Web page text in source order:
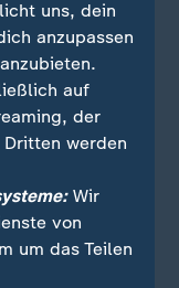
sich
müssten
zu weniger
Lüneburg und
wieder
uns, dein
anzupassen
auf
der
Dritten werden
Wir
von
um das Teilen